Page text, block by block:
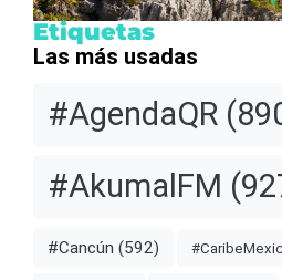
Etiquetas
Las más usadas
#AgendaQR
#AkumalFM
#Cancún (592)